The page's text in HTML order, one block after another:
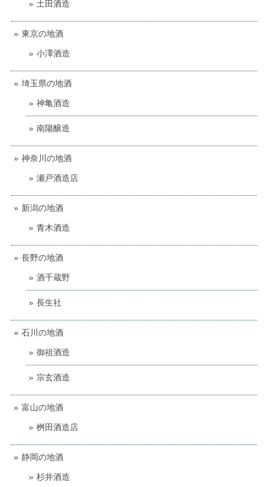
土田酒造
東京の地酒
小澤酒造
埼玉県の地酒
神亀酒造
南陽醸造
神奈川の地酒
瀬戸酒造店
新潟の地酒
青木酒造
長野の地酒
酒千蔵野
長生社
石川の地酒
御祖酒造
宗玄酒造
富山の地酒
桝田酒造店
静岡の地酒
杉井酒造